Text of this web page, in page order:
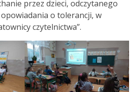
przez dzieci, odczytanego
o tolerancji, w
czytelnictwa”.